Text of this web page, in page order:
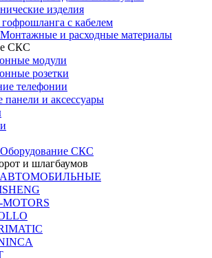
изделия
с кабелем
Монтажные и расходные материалы
СКС
модули
розетки
телефонии
панели и аксессуары
Оборудование СКС
и шлагбаумов